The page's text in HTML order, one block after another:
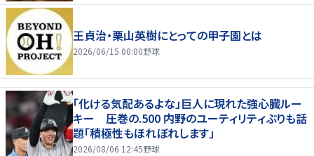
王貞治・栗山英樹にとっての甲子園とは
2026/06/15 00:00野球
「化ける気配あるよな」巨人に現れた強心臓ルー
キー 圧巻の.500 内野のユーティリティぶりも話
題「積極性もほれぼれします」
2026/08/06 12:45野球